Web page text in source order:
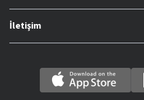
İletişim